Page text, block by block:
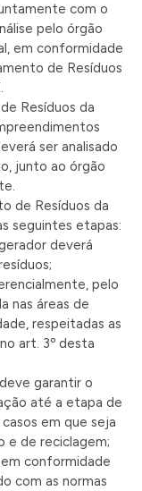
com o
pelo órgão
em conformidade
de Resíduos
Resíduos da
ser analisado
junto ao órgão
de Resíduos da
seguintes etapas:
deverá
pelo
nas áreas de
respeitadas as
art. 3º desta
garantir o
até a etapa de
em que seja
e de reciclagem;
conformidade
com as normas